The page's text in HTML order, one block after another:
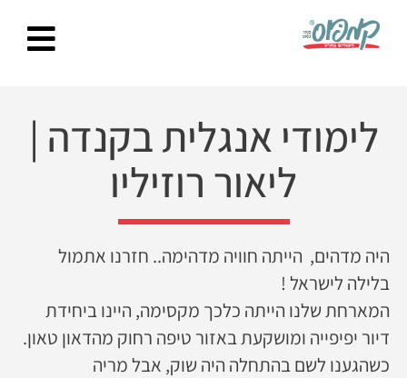
content
לימודי אנגלית בקנדה |
ליאור רוזיליו
היה מדהים, הייתה חוויה מדהימה.. חזרנו אתמול
בלילה לישראל !
המארחת שלנו הייתה כלכך מקסימה, היינו ביחידת
דיור יפיפייה ומושקעת באזור טיפה רחוק מהדאון טאון.
כשהגענו לשם בהתחלה היה שוק, אבל מריה